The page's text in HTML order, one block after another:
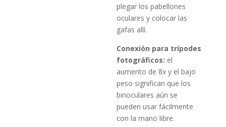
plegar los pabellones
oculares y colocar las
gafas allí.
Conexión para trípodes
fotográficos: el
aumento de 8x y el bajo
peso significan que los
binoculares aún se
pueden usar fácilmente
con la mano libre.